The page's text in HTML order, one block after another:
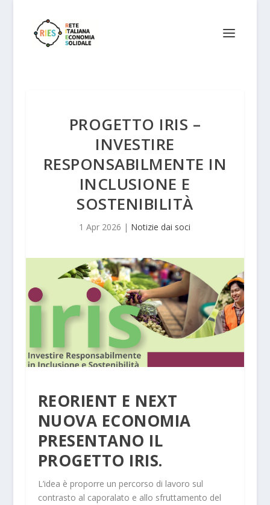
PROGETTO IRIS –
INVESTIRE
RESPONSABILMENTE IN
INCLUSIONE E
SOSTENIBILITÀ
1 Apr 2026 | Notizie dai soci
REORIENT E NEXT
NUOVA ECONOMIA
PRESENTANO IL
PROGETTO IRIS.
L’idea è proporre un percorso di lavoro sul
contrasto al caporalato e allo sfruttamento del